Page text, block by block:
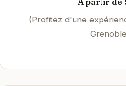
À partir de
(Profitez d'une